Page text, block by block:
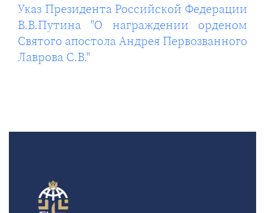
Указ Президента Российской Федерации
В.В.Путина "О награждении орденом
Святого апостола Андрея Первозванного
Лаврова С.В."